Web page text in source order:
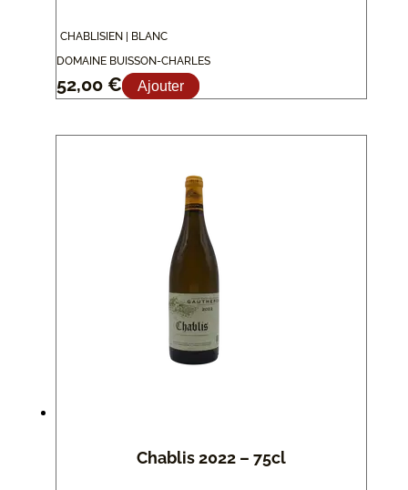
CHABLISIEN | BLANC
DOMAINE BUISSON-CHARLES
52,00 € Ajouter
Chablis 2022 – 75cl